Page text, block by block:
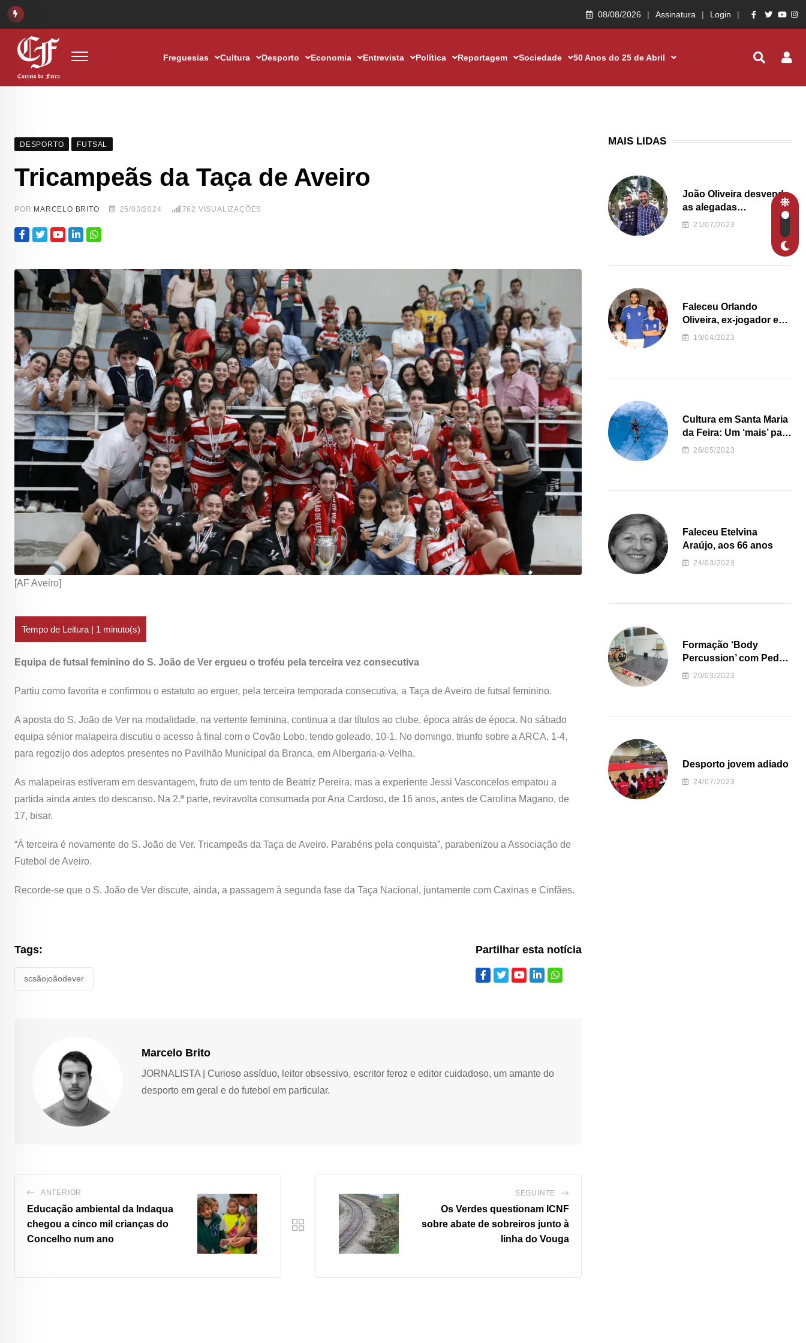
08/08/2026 Assinatura Login
Freguesias Cultura Desporto Economia Entrevista Política Reportagem Sociedade 50 Anos do 25 de Abril
DESPORTO FUTSAL
Tricampeãs da Taça de Aveiro
POR MARCELO BRITO 25/03/2024 762 VISUALIZAÇÕES
[AF Aveiro]
Equipa de futsal feminino do S. João de Ver ergueu o troféu pela terceira vez consecutiva
Partiu como favorita e confirmou o estatuto ao erguer, pela terceira temporada consecutiva, a Taça de Aveiro de futsal feminino.
A aposta do S. João de Ver na modalidade, na vertente feminina, continua a dar títulos ao clube, época atrás de época. No sábado
equipa sénior malapeira discutiu o acesso à final com o Covão Lobo, tendo goleado, 10-1. No domingo, triunfo sobre a ARCA, 1-4,
para regozijo dos adeptos presentes no Pavilhão Municipal da Branca, em Albergaria-a-Velha.
As malapeiras estiveram em desvantagem, fruto de um tento de Beatriz Pereira, mas a experiente Jessi Vasconcelos empatou a
partida ainda antes do descanso. Na 2.ª parte, reviravolta consumada por Ana Cardoso, de 16 anos, antes de Carolina Magano, de
17, bisar.
“À terceira é novamente do S. João de Ver. Tricampeãs da Taça de Aveiro. Parabéns pela conquista”, parabenizou a Associação de
Futebol de Aveiro.
Recorde-se que o S. João de Ver discute, ainda, a passagem à segunda fase da Taça Nacional, juntamente com Caxinas e Cinfães.
Tags:
scsãojoãodever
Partilhar esta notícia
Marcelo Brito
JORNALISTA | Curioso assíduo, leitor obsessivo, escritor feroz e editor cuidadoso, um amante do
desporto em geral e do futebol em particular.
ANTERIOR
Educação ambiental da Indaqua
chegou a cinco mil crianças do
Concelho num ano
SEGUINTE
Os Verdes questionam ICNF
sobre abate de sobreiros junto à
linha do Vouga
MAIS LIDAS
João Oliveira desvenda
as alegadas
irregularidades da
Junta de Freguesia S.
21/07/2023
Faleceu Orlando
Oliveira, ex-jogador e
treinador da formação
19/04/2023
Cultura em Santa Maria
da Feira: Um ‘mais’ para
o Concelho
26/05/2023
Faleceu Etelvina
Araújo, aos 66 anos
24/03/2023
Formação ‘Body
Percussion’ com Pedro
Almeida
20/03/2023
Desporto jovem adiado
24/07/2023